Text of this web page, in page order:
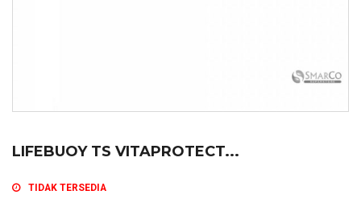
LIFEBUOY TS VITAPROTECT...
TIDAK TERSEDIA